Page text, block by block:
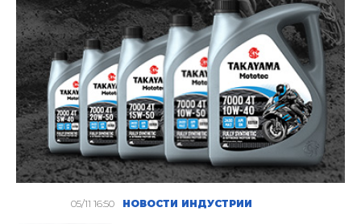
05/11 16:50 НОВОСТИ ИНДУСТРИИ